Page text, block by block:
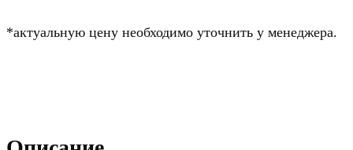
*актуальную цену необходимо уточнить у менеджера.